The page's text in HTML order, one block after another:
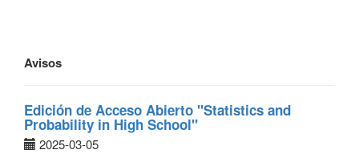
Avisos
Edición de Acceso Abierto "Statistics and
Probability in High School"
2025-03-05